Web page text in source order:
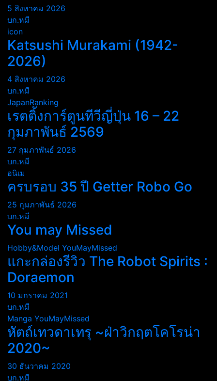
5 สิงหาคม 2026
บก.หมี
icon
Katsushi Murakami (1942-
2026)
4 สิงหาคม 2026
บก.หมี
JapanRanking
เรตติ้งการ์ตูนทีวีญี่ปุ่น 16 – 22
กุมภาพันธ์ 2569
27 กุมภาพันธ์ 2026
บก.หมี
อนิเม
ครบรอบ 35 ปี Getter Robo Go
25 กุมภาพันธ์ 2026
บก.หมี
You may Missed
Hobby&Model YouMayMissed
แกะกล่องรีวิว The Robot Spirits :
Doraemon
10 มกราคม 2021
บก.หมี
Manga YouMayMissed
หัตถ์เทวดาเทรุ ~ฝ่าวิกฤตโคโรน่า
2020~
30 ธันวาคม 2020
บก.หมี